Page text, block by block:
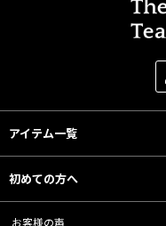
アイテム一覧
初めての方へ
お客様の声